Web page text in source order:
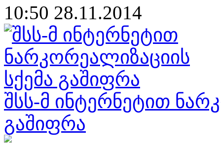
10:50 28.11.2014
შსს-მ ინტერნეტით
გაშიფრა